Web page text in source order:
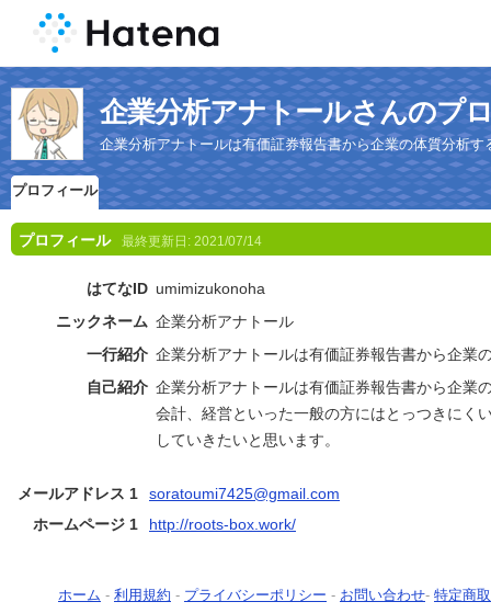
企業分析アナトールさんのプ
企業分析アナトールは有価証券報告書から企業の体質分析す
プロフィール
プロフィール 最終更新日: 2021/07/14
はてなID umimizukonoha
ニックネーム 企業分析アナトール
一行紹介 企業分析アナトールは有価証券報告書から企業
自己紹介 企業分析アナトールは有価証券報告書から企業
会計、経営といった一般の方にはとっつきにく
していきたいと思います。
メールアドレス 1
soratoumi7425@gmail.com
ホームページ 1
http://roots-box.work/
ホーム - 利用規約 - プライバシーポリシー - お問い合わせ- 特定商